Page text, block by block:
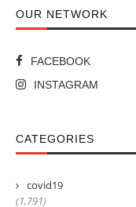
OUR NETWORK
FACEBOOK
INSTAGRAM
CATEGORIES
covid19
(1,791)